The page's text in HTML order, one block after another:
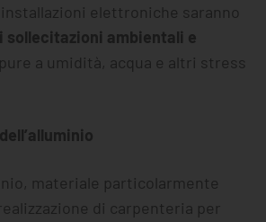
elettroniche saranno
sollecitazioni ambientali e
a umidità, acqua e altri stress
materiale particolarmente
di carpenteria per